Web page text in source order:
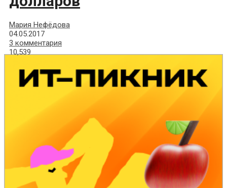
Мария Нефёдова
04.05.2017
3 комментария
10,539